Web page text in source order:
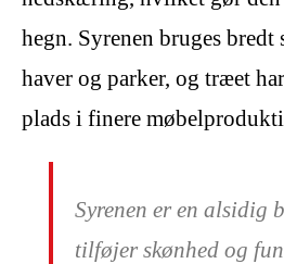
hegn. Syrenen bruges
haver og parker, og træet
plads i finere
Syrenen er en alsidig
tilføjer skønhed og